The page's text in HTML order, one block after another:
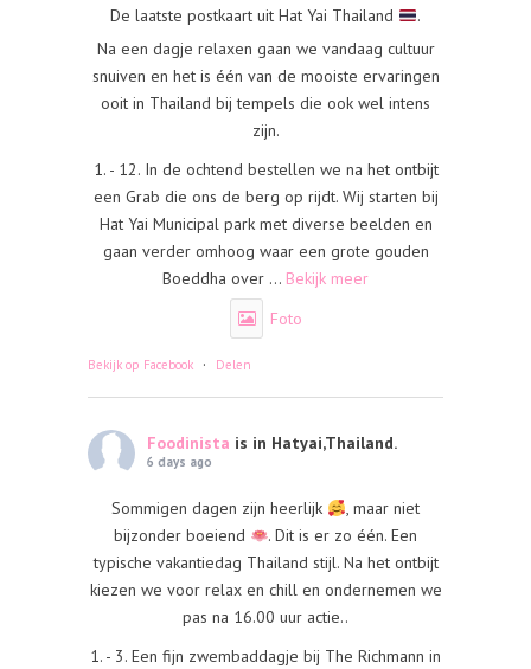
De laatste postkaart uit Hat Yai Thailand
.
Na een dagje relaxen gaan we vandaag cultuur
snuiven en het is één van de mooiste ervaringen
ooit in Thailand bij tempels die ook wel intens
zijn.
1. - 12. In de ochtend bestellen we na het ontbijt
een Grab die ons de berg op rijdt. Wij starten bij
Hat Yai Municipal park met diverse beelden en
gaan verder omhoog waar een grote gouden
Boeddha over ... Bekijk meer
Foto
Bekijk op Facebook · Delen
Foodinista is in Hatyai,Thailand.
6 days ago
Sommigen dagen zijn heerlijk
, maar niet
bijzonder boeiend
. Dit is er zo één. Een
typische vakantiedag Thailand stijl. Na het ontbijt
kiezen we voor relax en chill en ondernemen we
pas na 16.00 uur actie..
1. - 3. Een fijn zwembaddagje bij The Richmann in